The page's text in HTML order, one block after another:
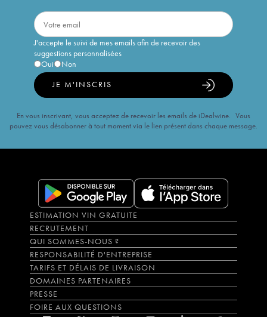
J'accepte le suivi de mes emails afin de recevoir des
suggestions personnalisées
Oui
Non
JE M'INSCRIS
En vous inscrivant, vous acceptez de recevoir les emails de iDealwine. Vous
pouvez vous désabonner à tout moment via le lien présent dans chaque message.
ESTIMATION VIN GRATUITE
RECRUTEMENT
QUI SOMMES-NOUS ?
RESPONSABILITÉ D'ENTREPRISE
TARIFS ET DÉLAIS DE LIVRAISON
DOMAINES PARTENAIRES
PRESSE
FOIRE AUX QUESTIONS